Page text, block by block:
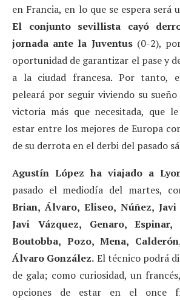
en Francia, en lo que se espera será
El conjunto sevillista cayó
jornada ante la Juventus(0-2),
oportunidad de garantizar el pase y
a la ciudad francesa. Por tanto,
peleará por seguir viviendo su
victoria más que necesitada, que
estar entre los mejores de Europa
de su derrota en el derbi del pasado
Agustín López ha viajado a
pasado el mediodía del martes,
Brian, Álvaro, Eliseo, Núñez,
Javi Vázquez, Genaro, Espinar,
Boutobba, Pozo, Mena,
Álvaro González. El técnico podrá
de gala; como curiosidad, un francés,
opciones de estar en el once